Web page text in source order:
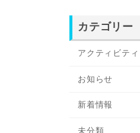
カテゴリー
アクティビティ
お知らせ
新着情報
未分類